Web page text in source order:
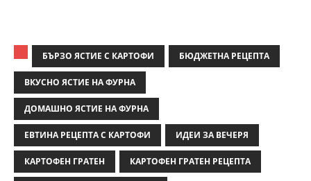
БЪРЗО ЯСТИЕ С КАРТОФИ БЮДЖЕТНА РЕЦЕПТА
ВКУСНО ЯСТИЕ НА ФУРНА
ДОМАШНО ЯСТИЕ НА ФУРНА
ЕВТИНА РЕЦЕПТА С КАРТОФИ ИДЕИ ЗА ВЕЧЕРЯ
КАРТОФЕН ГРАТЕН КАРТОФЕН ГРАТЕН РЕЦЕПТА